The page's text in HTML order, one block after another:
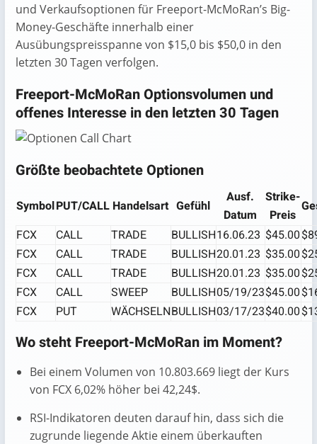
und Verkaufsoptionen für Freeport-McMoRan’s Big-
Money-Geschäfte innerhalb einer
Ausübungspreisspanne von $15,0 bis $50,0 in den
letzten 30 Tagen verfolgen.
Freeport-McMoRan Optionsvolumen und
offenes Interesse in den letzten 30 Tagen
Größte beobachtete Optionen
SymbolPUT/CALL Handelsart Gefühl
Ausf.
Datum
Strike-
Preis
FCX
CALL TRADE BULLISH16.06.23 $45.00
FCX
CALL TRADE BULLISH20.01.23 $35.00
FCX
CALL TRADE BULLISH20.01.23 $35.00
FCX
CALL SWEEP BULLISH05/19/23$45.00
FCX
PUT WÄCHSELNBULLISH03/17/23$40.00
Wo steht Freeport-McMoRan im Moment?
Bei einem Volumen von 10.803.669 liegt der Kurs
von FCX 6,02% höher bei 42,24$.
RSI-Indikatoren deuten darauf hin, dass sich die
zugrunde liegende Aktie einem überkauften